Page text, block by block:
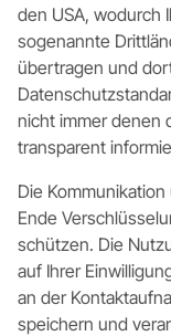
den USA, wodurch
sogenannte
übertragen und
nicht immer denen
transparent
Die
Ende
schützen. Die
auf Ihrer
an der
speichern und